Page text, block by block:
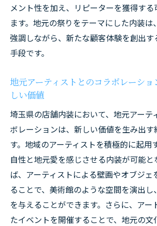
メント性を加え、リピーターを獲得する
ます。地元の祭りをテーマにした内装は
強調しながら、新たな顧客体験を創出す
手段です。
地元アーティストとのコラボレーシ
しい価値
埼玉県の店舗内装において、地元アーテ
ボレーションは、新しい価値を生み出す
す。地域のアーティストを積極的に起用
自性と地元愛を感じさせる内装が可能と
ば、アーティストによる壁画やオブジェ
ることで、美術館のような空間を演出し
を与えることができます。さらに、アー
たイベントを開催することで、地元の文